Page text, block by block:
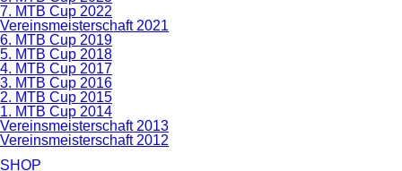
7. MTB Cup 2022
Vereinsmeisterschaft 2021
6. MTB Cup 2019
5. MTB Cup 2018
4. MTB Cup 2017
3. MTB Cup 2016
2. MTB Cup 2015
1. MTB Cup 2014
Vereinsmeisterschaft 2013
Vereinsmeisterschaft 2012
SHOP